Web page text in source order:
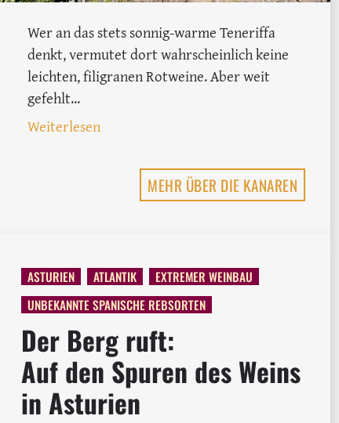
die beiden Weißweine tatsächlich?
Wer an das stets sonnig-warme Teneriffa
denkt, vermutet dort wahrscheinlich keine
leichten, filigranen Rotweine. Aber weit
gefehlt...
Weiterlesen: Tanz auf dem Wein-Vulkan: ein
MEHR ÜBER DIE KANAREN
ASTURIEN ATLANTIK
EXTREMER WEINBAU
UNBEKANNTE SPANISCHE REBSORTEN
Der Berg ruft:
Auf den Spuren des Weins
in Asturien